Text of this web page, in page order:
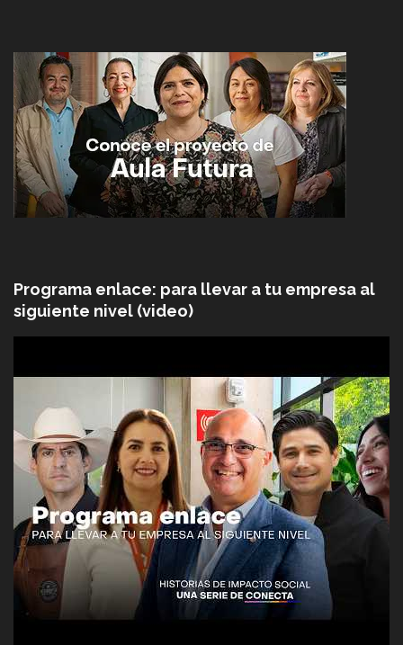
Programa enlace: para llevar a tu empresa al
siguiente nivel (video)